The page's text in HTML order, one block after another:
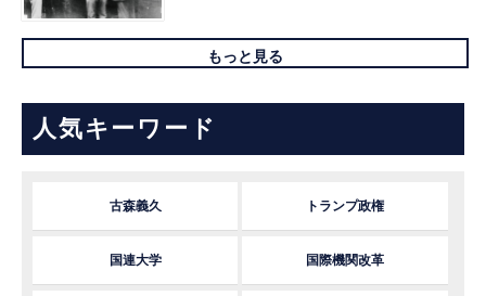
もっと見る
人気キーワード
古森義久 トランプ政権
国連大学 国際機関改革